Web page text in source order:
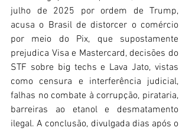
julho de 2025 por ordem de Trump,
acusa o Brasil de distorcer o comércio
por meio do Pix, que supostamente
prejudica Visa e Mastercard, decisões do
STF sobre big techs e Lava Jato, vistas
como censura e interferência judicial,
falhas no combate à corrupção, pirataria,
barreiras ao etanol e desmatamento
ilegal. A conclusão, divulgada dias após o